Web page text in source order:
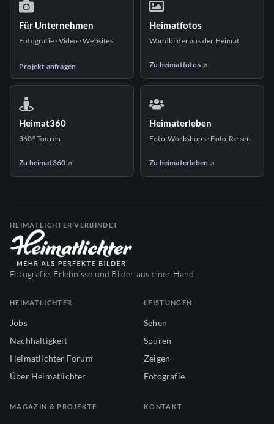
Für Unternehmen
Fotografie · Video · Websites
Projekt anfragen
Heimatfotos
Wandbilder aus der Heimat
Zu heimatfotos
Heimat360
360°-Touren
Zu heimat360
Heimaterleben
Foto-Workshops · Foto-Reisen
Zu heimaterleben
HEIMATLICHTER VERBINDET
Fotografie, Erlebnisse und Bilder aus einer Hand.
HEIMATLICHTER
Jobs
Nachhaltigkeit
Heimatlichter Forum
Über Heimatlichter
LEISTUNGEN
Sehen
Spüren
Zeigen
Fotografie
MAGAZIN & PROJEKTE KONTAKT